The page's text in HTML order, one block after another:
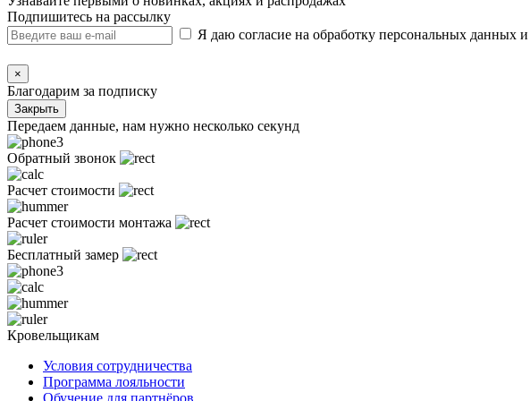
Подпишитесь на рассылку
Я даю согласие на обработку персональных данных
×
Благодарим за подписку
Закрыть
Передаем данные, нам нужно несколько секунд
Обратный звонок
Расчет стоимости
Расчет стоимости монтажа
Бесплатный замер
Кровельщикам
Условия сотрудничества
Программа лояльности